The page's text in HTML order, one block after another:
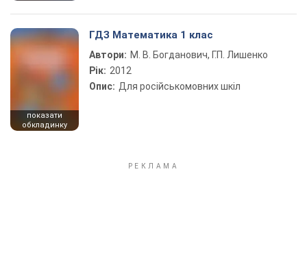
показати
обкладинку
ГДЗ Математика 1 клас
Автори: М. В. Богданович, Г.П. Лишенко
Рік: 2012
Опис: Для російськомовних шкіл